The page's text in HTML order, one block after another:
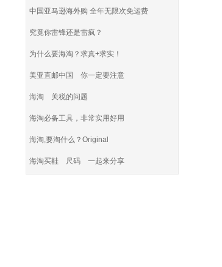
中国亚马逊海外购 全年无限次免运费
究竟你雷锋还是雷疯？
为什么要海淘？求真+求实！
美亚直邮中国 你一定要注意
海淘 关税的问题
海淘必备工具，非常实用好用
海淘,要淘什么？Original
海淘买鞋 尺码 一起来分享